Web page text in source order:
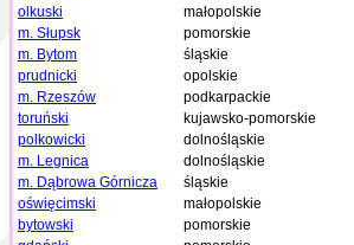
olkuski
małopolskie
m. Słupsk
pomorskie
m. Bytom
śląskie
prudnicki
opolskie
m. Rzeszów
podkarpackie
toruński
kujawsko-pomorskie
polkowicki
dolnośląskie
m. Legnica
dolnośląskie
m. Dąbrowa Górnicza
śląskie
oświęcimski
małopolskie
bytowski
pomorskie